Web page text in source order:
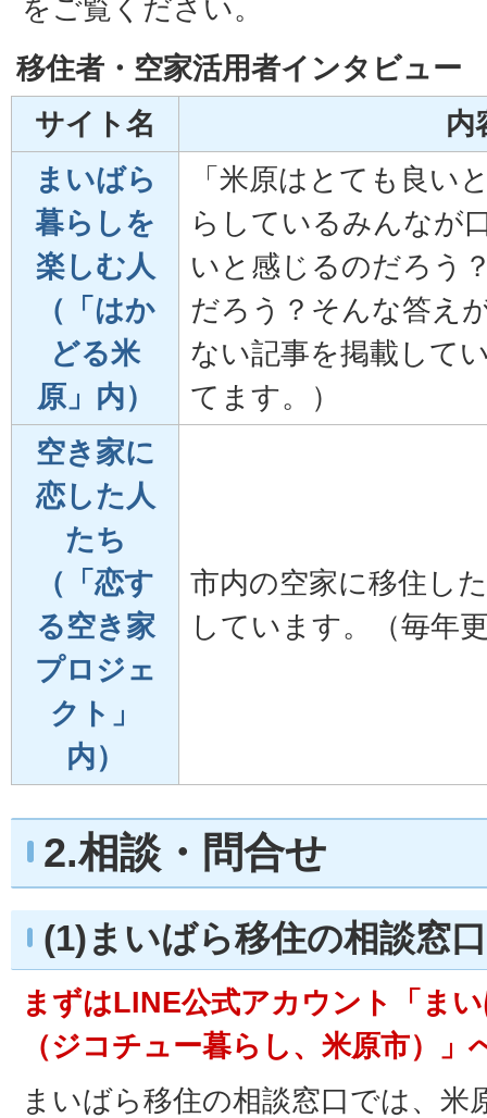
をご覧ください。
移住者・空家活用者インタビュー
サイト名
内
まいばら
暮らしを
楽しむ人
（「はか
どる米
原」内）
「米原はとても良い
らしているみんなが
いと感じるのだろう
だろう？そんな答え
ない記事を掲載して
てます。）
空き家に
恋した人
たち
（「恋す
る空き家
プロジェ
クト」
内）
市内の空家に移住し
しています。（毎年
2.相談・問合せ
(1)まいばら移住の相談窓口
まずはLINE公式アカウント「ま
（ジコチュー暮らし、米原市）」
まいばら移住の相談窓口では、米